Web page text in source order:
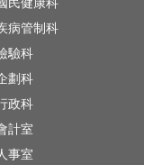
病管制科
驗科
劃科
政科
計室
事室